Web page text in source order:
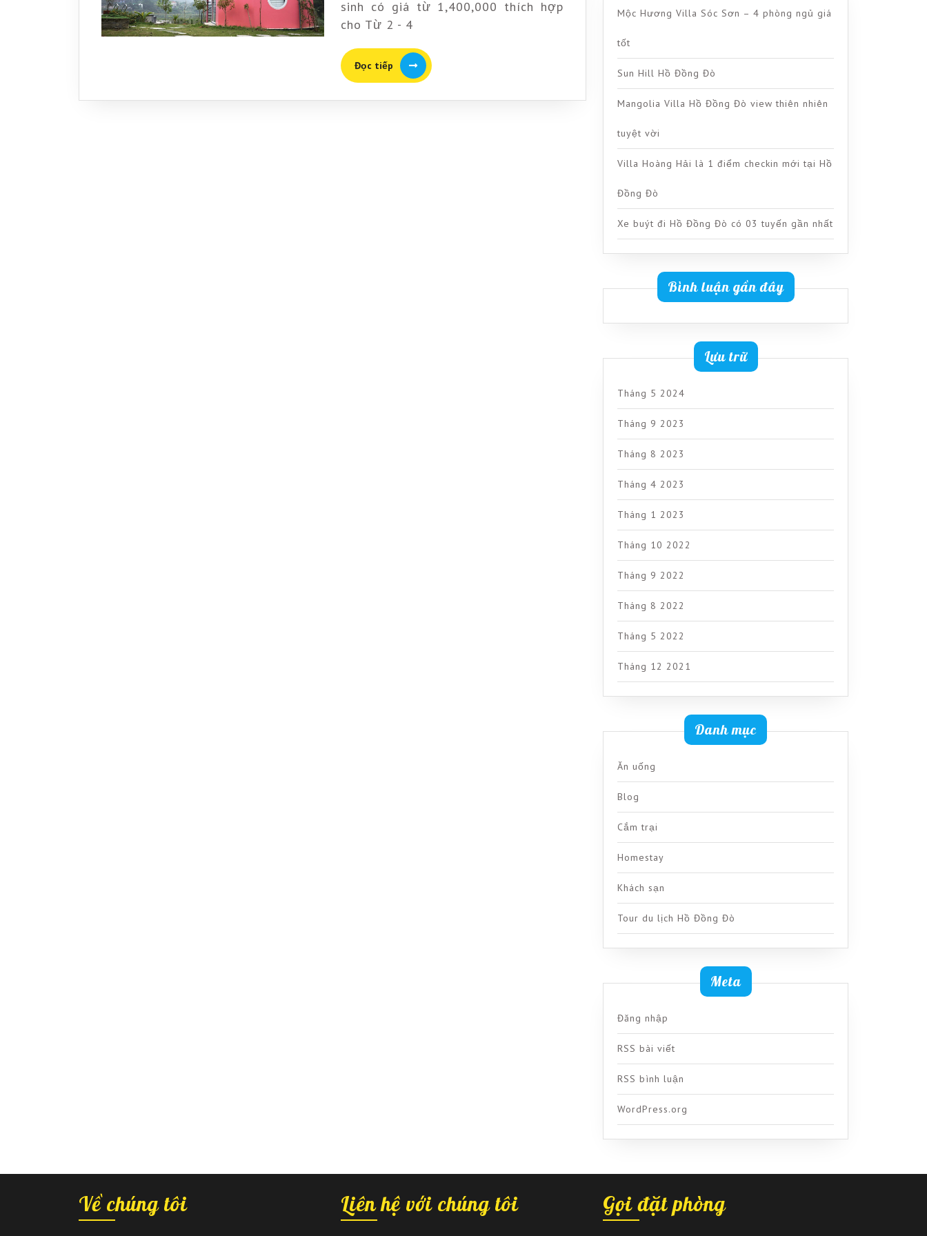
sinh có giá từ 1,400,000 thích hợp
cho Từ 2 - 4
Đọc tiếp
Đọc
tiếp
Mộc Hương Villa Sóc Sơn – 4 phòng ngủ giá
tốt
Sun Hill Hồ Đồng Đò
Mangolia Villa Hồ Đồng Đò view thiên nhiên
tuyệt vời
Villa Hoàng Hải là 1 điểm checkin mới tại Hồ
Đồng Đò
Xe buýt đi Hồ Đồng Đò có 03 tuyến gần nhất
Bình luận gần đây
Lưu trữ
Tháng 5 2024
Tháng 9 2023
Tháng 8 2023
Tháng 4 2023
Tháng 1 2023
Tháng 10 2022
Tháng 9 2022
Tháng 8 2022
Tháng 5 2022
Tháng 12 2021
Danh mục
Ăn uống
Blog
Cắm trại
Homestay
Khách sạn
Tour du lịch Hồ Đồng Đò
Meta
Đăng nhập
RSS bài viết
RSS bình luận
WordPress.org
Về chúng tôi Liên hệ với chúng tôi Gọi đặt phòng